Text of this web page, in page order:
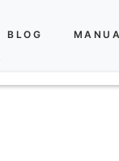
BLOG